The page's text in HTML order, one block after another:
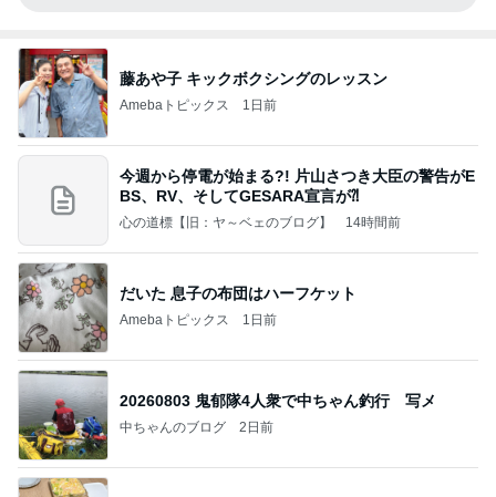
藤あや子 キックボクシングのレッスン
Amebaトピックス 1日前
今週から停電が始まる?! 片山さつき大臣の警告がE
BS、RV、そしてGESARA宣言が⁈
心の道標【旧：ヤ～ベェのブログ】 14時間前
だいた 息子の布団はハーフケット
Amebaトピックス 1日前
20260803 鬼郁隊4人衆で中ちゃん釣行 写メ
中ちゃんのブログ 2日前